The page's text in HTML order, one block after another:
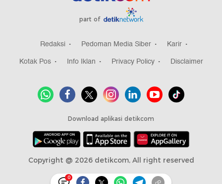
0
part of
Redaksi Pedoman Media Siber
Karir
Kotak Pos
Info Iklan Privacy Policy Disclaimer
Download aplikasi detikcom
Copyright @ 2026 detikcom, All right reserved